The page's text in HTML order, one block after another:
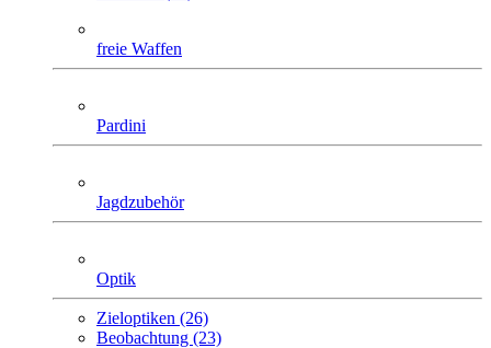
freie Waffen
Pardini
Jagdzubehör
Optik
Zieloptiken (26)
Beobachtung (23)